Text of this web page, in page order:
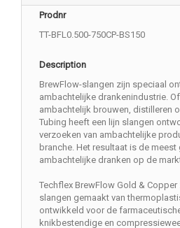
Prodnr
TT-BFL0.500-750CP-BS150
Description
BrewFlow-slangen zijn speciaal
ambachtelijke drankenindustrie.
ambachtelijk brouwen, distilleren
Tubing heeft een lijn slangen
verzoeken van ambachtelijke
branche. Het resultaat is de
ambachtelijke dranken op de
Techflex BrewFlow Gold &
slangen gemaakt van
ontwikkeld voor de
knikbestendige en